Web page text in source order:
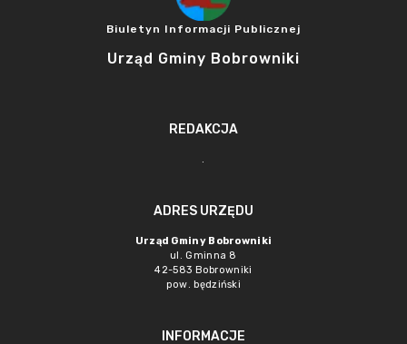
Biuletyn Informacji Publicznej
Urząd Gminy Bobrowniki
REDAKCJA
.
ADRES URZĘDU
Urząd Gminy Bobrowniki
ul. Gminna 8
42-583 Bobrowniki
pow. będziński
INFORMACJE